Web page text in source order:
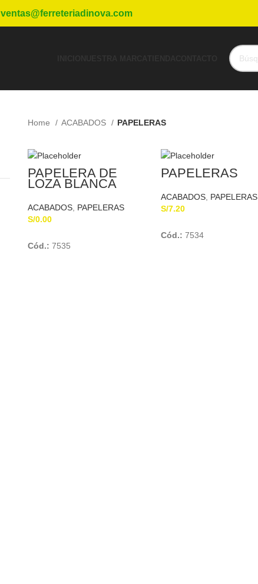
ventas@ferreteriadinova.com
Home ACABADOS PAPELERAS
PAPELERA DE
LOZA BLANCA
ACABADOS, PAPELERAS
S/0.00
Cód.: 7535
PAPELERAS
ACABADOS, PAPELERAS
S/7.20
Cód.: 7534